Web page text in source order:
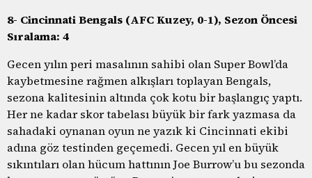
8- Cincinnati Bengals (AFC Kuzey, 0-1), Sezon Öncesi
Sıralama: 4
Gecen yılın peri masalının sahibi olan Super Bowl’da
kaybetmesine rağmen alkışları toplayan Bengals,
sezona kalitesinin altında çok kotu bir başlangıç yaptı.
Her ne kadar skor tabelası büyük bir fark yazmasa da
sahadaki oynanan oyun ne yazık ki Cincinnati ekibi
adına göz testinden geçemedi. Gecen yıl en büyük
sıkıntıları olan hücum hattının Joe Burrow’u bu sezonda